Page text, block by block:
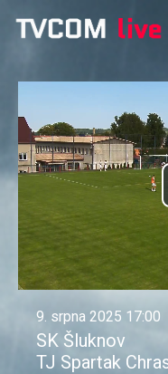
9. srpna 2025 17:00
SK Šluknov
TJ Spartak